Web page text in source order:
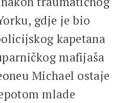
gdje je bio
kapetana
mafijaša
Michael ostaje
mlade